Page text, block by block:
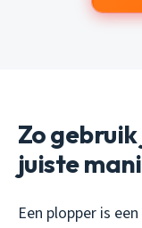
Zo
juiste
Een plopper is